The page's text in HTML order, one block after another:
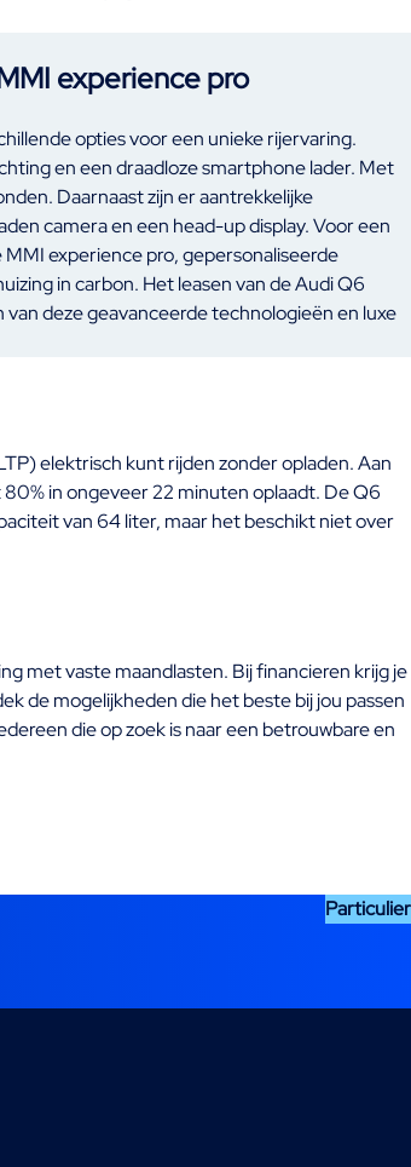
experience pro
opties voor een unieke rijervaring.
en een draadloze smartphone lader. Met
Daarnaast zijn er aantrekkelijke
camera en een head-up display. Voor een
experience pro, gepersonaliseerde
in carbon. Het leasen van de Audi Q6
deze geavanceerde technologieën en luxe
elektrisch kunt rijden zonder opladen. Aan
80% in ongeveer 22 minuten oplaadt. De Q6
van 64 liter, maar het beschikt niet over
met vaste maandlasten. Bij financieren krijg je
de mogelijkheden die het beste bij jou passen
die op zoek is naar een betrouwbare en
Particulier